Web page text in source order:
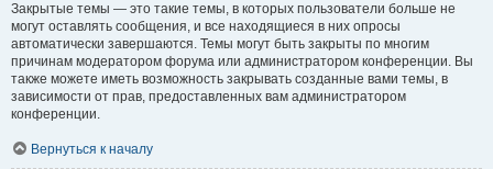
Закрытые темы — это такие темы, в которых пользователи больше не
могут оставлять сообщения, и все находящиеся в них опросы
автоматически завершаются. Темы могут быть закрыты по многим
причинам модератором форума или администратором конференции. Вы
также можете иметь возможность закрывать созданные вами темы, в
зависимости от прав, предоставленных вам администратором
конференции.
Вернуться к началу